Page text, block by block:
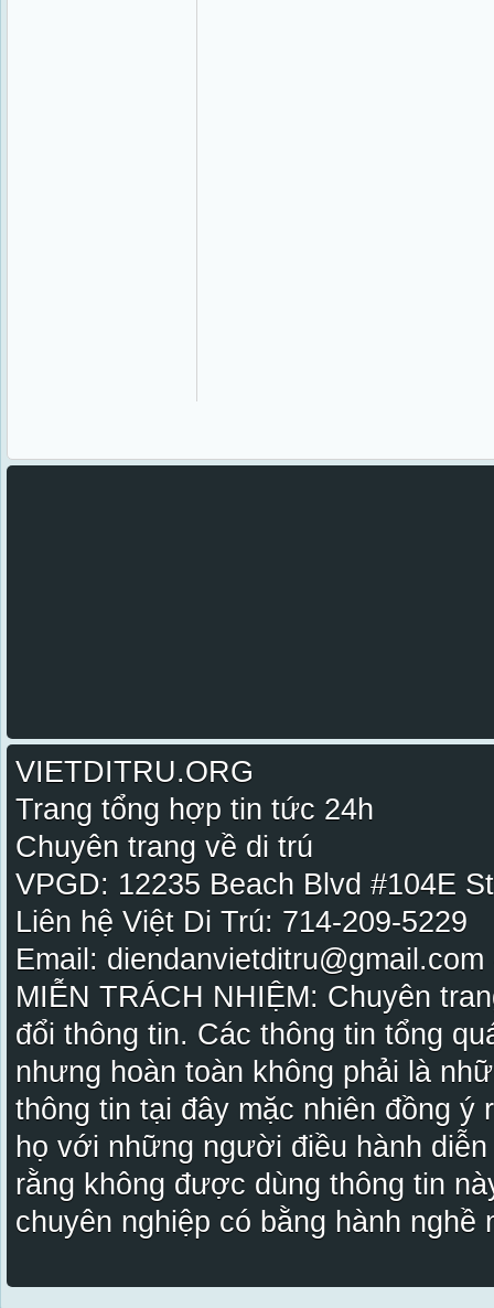
VIETDITRU.ORG
Trang tổng hợp tin tức 24h
Chuyên trang về di trú
VPGD: 12235 Beach Blvd #104E
Liên hệ Việt Di Trú: 714-209-5229
Email:
MIỄN TRÁCH NHIỆM: Chuyên
đổi thông tin. Các thông tin tổng
nhưng hoàn toàn không phải là
thông tin tại đây mặc nhiên đồng ý
họ với những người điều hành
rằng không được dùng thông tin
chuyên nghiệp có bằng hành